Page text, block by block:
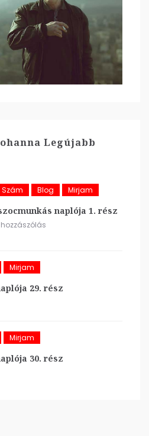
Legújabb
Szám Blog Mirjam
naplója 1. rész
Mirjam
29. rész
Mirjam
30. rész